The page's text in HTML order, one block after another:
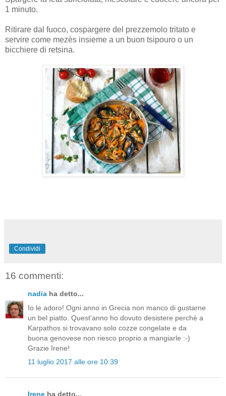
1 minuto.
Ritirare dal fuoco, cospargere del prezzemolo tritato e
servire come mezès insieme a un buon tsipouro o un
bicchiere di retsina.
Condividi
16 commenti:
nadia ha detto...
Io le adoro! Ogni anno in Grecia non manco di gustarne
un bel piatto. Quest'anno ho dovuto desistere perchè a
Karpathos si trovavano solo cozze congelate e da
buona genovese non riesco proprio a mangiarle :-)
Grazie Irene!
11 luglio 2017 alle ore 10:39
Irene ha detto...